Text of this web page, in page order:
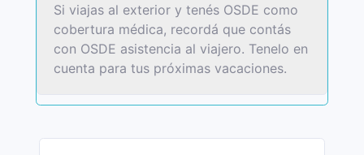
Si viajas al exterior y tenés OSDE como
cobertura médica, recordá que contás
con OSDE asistencia al viajero. Tenelo en
cuenta para tus próximas vacaciones.